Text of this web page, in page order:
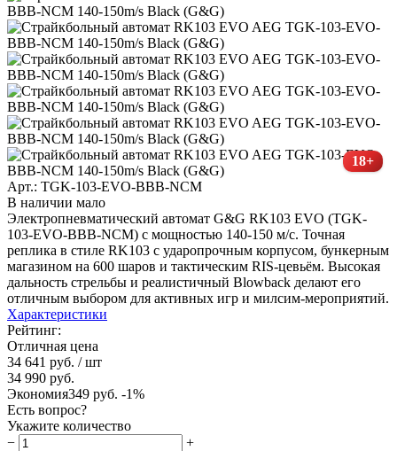
18+
Арт.: TGK-103-EVO-BBB-NCM
В наличии мало
Электропневматический автомат G&G RK103 EVO (TGK-
103-EVO-BBB-NCM) с мощностью 140-150 м/с. Точная
реплика в стиле RK103 с ударопрочным корпусом, бункерным
магазином на 600 шаров и тактическим RIS-цевьём. Высокая
дальность стрельбы и реалистичный Blowback делают его
отличным выбором для активных игр и милсим-мероприятий.
Характеристики
Рейтинг:
Отличная цена
34 641 руб. / шт
34 990 руб.
Экономия349 руб. -1%
Есть вопрос?
Укажите количество
−
+